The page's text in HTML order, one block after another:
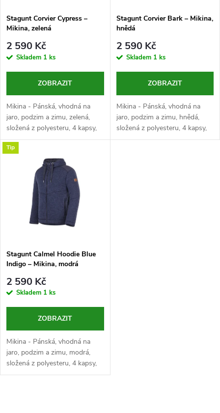
p
r
o
d
u
k
s
p
r
d
u
k
Stagunt Corvier Cypress –
Mikina, zelená
2 590 Kč
Skladem 1 ks
ZOBRAZIT
Mikina - Pánská, vhodná na
jaro, podzim a zimu, zelená,
složená z polyesteru, 4 kapsy,
prodyšná, pružná
Stagunt Corvier Bark – Mikina,
hnědá
2 590 Kč
Skladem 1 ks
ZOBRAZIT
Mikina - Pánská, vhodná na
jaro, podzim a zimu, hnědá,
složená z polyesteru, 4 kapsy,
prodyšná, pružná
Tip
Stagunt Calmel Hoodie Blue
Indigo – Mikina, modrá
2 590 Kč
Skladem 1 ks
ZOBRAZIT
Mikina - Pánská, vhodná na
jaro, podzim a zimu, modrá,
složená z polyesteru, 4 kapsy,
kapuce, prodyšná, pružná